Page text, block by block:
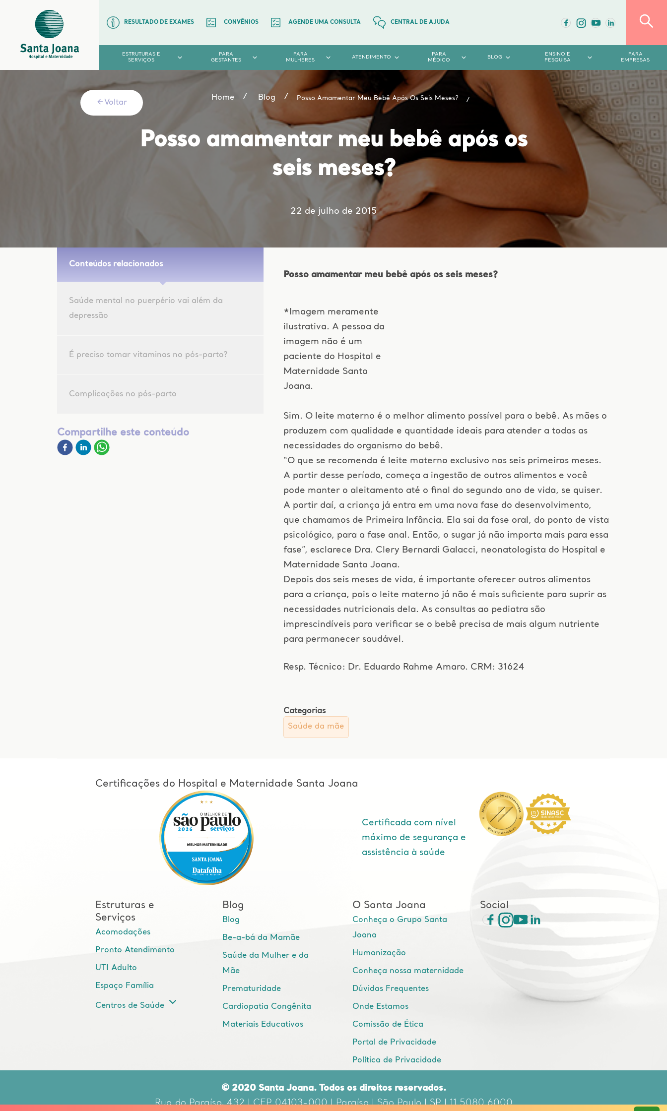
RESULTADO DE EXAMES CONVÊNIOS AGENDE UMA CONSULTA CENTRAL DE AJUDA
ESTRUTURAS E
SERVIÇOS
PARA
GESTANTES
PARA
MULHERES
ATENDIMENTO
PARA
MÉDICO
BLOG
ENSINO E
PESQUISA
PARA
EMPRESAS
Voltar
Home Blog Posso Amamentar Meu Bebê Após Os Seis Meses?
Posso amamentar meu bebê após os
seis meses?
22 de julho de 2015
Conteúdos relacionados
Saúde mental no puerpério vai além da
depressão
É preciso tomar vitaminas no pós-parto?
Complicações no pós-parto
Compartilhe este conteúdo
Posso amamentar meu bebê após os seis meses?
*Imagem meramente
ilustrativa. A pessoa da
imagem não é um
paciente do Hospital e
Maternidade Santa
Joana.
Sim. O leite materno é o melhor alimento possível para o bebê. As mães o
produzem com qualidade e quantidade ideais para atender a todas as
necessidades do organismo do bebê.
“O que se recomenda é leite materno exclusivo nos seis primeiros meses.
A partir desse período, começa a ingestão de outros alimentos e você
pode manter o aleitamento até o final do segundo ano de vida, se quiser.
A partir daí, a criança já entra em uma nova fase do desenvolvimento,
que chamamos de Primeira Infância. Ela sai da fase oral, do ponto de vista
psicológico, para a fase anal. Então, o sugar já não importa mais para essa
fase”, esclarece Dra. Clery Bernardi Galacci, neonatologista do Hospital e
Maternidade Santa Joana.
Depois dos seis meses de vida, é importante oferecer outros alimentos
para a criança, pois o leite materno já não é mais suficiente para suprir as
necessidades nutricionais dela. As consultas ao pediatra são
imprescindíveis para verificar se o bebê precisa de mais algum nutriente
para permanecer saudável.
Resp. Técnico: Dr. Eduardo Rahme Amaro. CRM: 31624
Categorias
Saúde da mãe
Certificações do Hospital e Maternidade Santa Joana
Certificada com nível
máximo de segurança e
assistência à saúde
Estruturas e
Serviços
Acomodações
Pronto Atendimento
UTI Adulto
Espaço Família
Centros de Saúde
Blog
Blog
Be-a-bá da Mamãe
Saúde da Mulher e da
Mãe
Prematuridade
Cardiopatia Congênita
Materiais Educativos
O Santa Joana
Conheça o Grupo Santa
Joana
Humanização
Conheça nossa maternidade
Dúvidas Frequentes
Onde Estamos
Comissão de Ética
Portal de Privacidade
Política de Privacidade
Social
© 2020 Santa Joana. Todos os direitos reservados.
Rua do Paraíso, 432 | CEP 04103-000 | Paraíso | São Paulo | SP | 11 5080 6000